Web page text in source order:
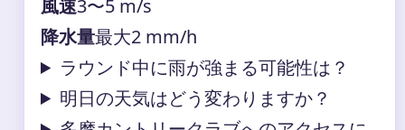
風速3〜5 m/s
降水量最大2 mm/h
ラウンド中に雨が強まる可能性は？
明日の天気はどう変わりますか？